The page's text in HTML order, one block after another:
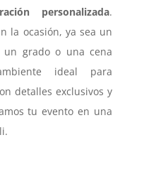
personalizada.
la ocasión, ya sea un
un grado o una cena
ideal para
detalles exclusivos y
tu evento en una